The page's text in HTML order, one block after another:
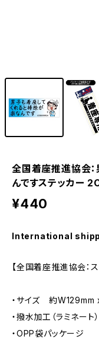
全国着座推進協会
んですステッカー
¥440
International
【全国着座推進協会：ス
・サイズ 約W129mm
・撥水加工（ラミネート
・OPP袋パッケージ